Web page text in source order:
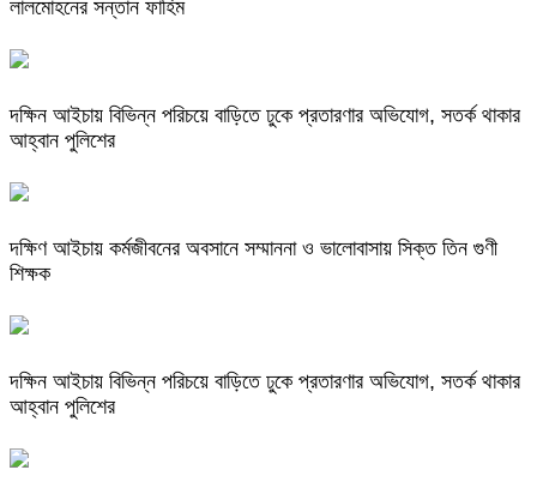
লালমোহনের সন্তান ফাহিম
দক্ষিন আইচায় ‎বিভিন্ন পরিচয়ে বাড়িতে ঢুকে প্রতারণার অভিযোগ, সতর্ক থাকার
আহ্বান পুলিশের
দক্ষিণ আইচায় কর্মজীবনের অবসানে সম্মাননা ও ভালোবাসায় সিক্ত তিন গুণী
শিক্ষক
দক্ষিন আইচায় ‎বিভিন্ন পরিচয়ে বাড়িতে ঢুকে প্রতারণার অভিযোগ, সতর্ক থাকার
আহ্বান পুলিশের